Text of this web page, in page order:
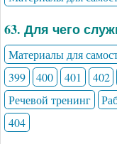
63. Для чего
Материалы для
399
400 401 402
Речевой тренинг
404